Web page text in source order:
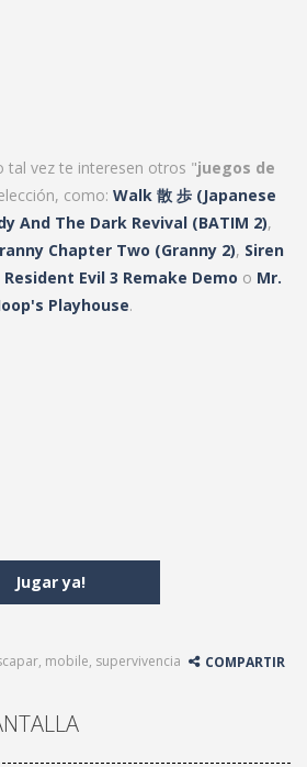
Jugar ya!
tal vez te interesen otros "juegos de
como: Walk 散 歩 (Japanese
And The Dark Revival (BATIM 2),
Chapter Two (Granny 2), Siren
Resident Evil 3 Remake Demo o Mr.
Playhouse.
, mobile, supervivencia COMPARTIR